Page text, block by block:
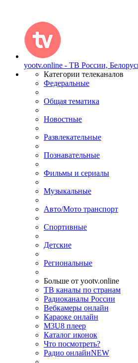
yootv.online - ТВ России,
Категории телеканалов
Федеральные
Общая тематика
Новостные
Развлекательные
Познавательные
Фильмы и сериалы
Музыкальные
Авто/Мото транспорт
Спортивные
Детские
Региональные
Больше от yootv.online
ТВ каналы по странам
Радиоканалы России
Вебкамеры онлайн
Караоке онлайн
M3U8 плеер
Каталог иконок
Что посмотреть?
Радио онлайнNEW